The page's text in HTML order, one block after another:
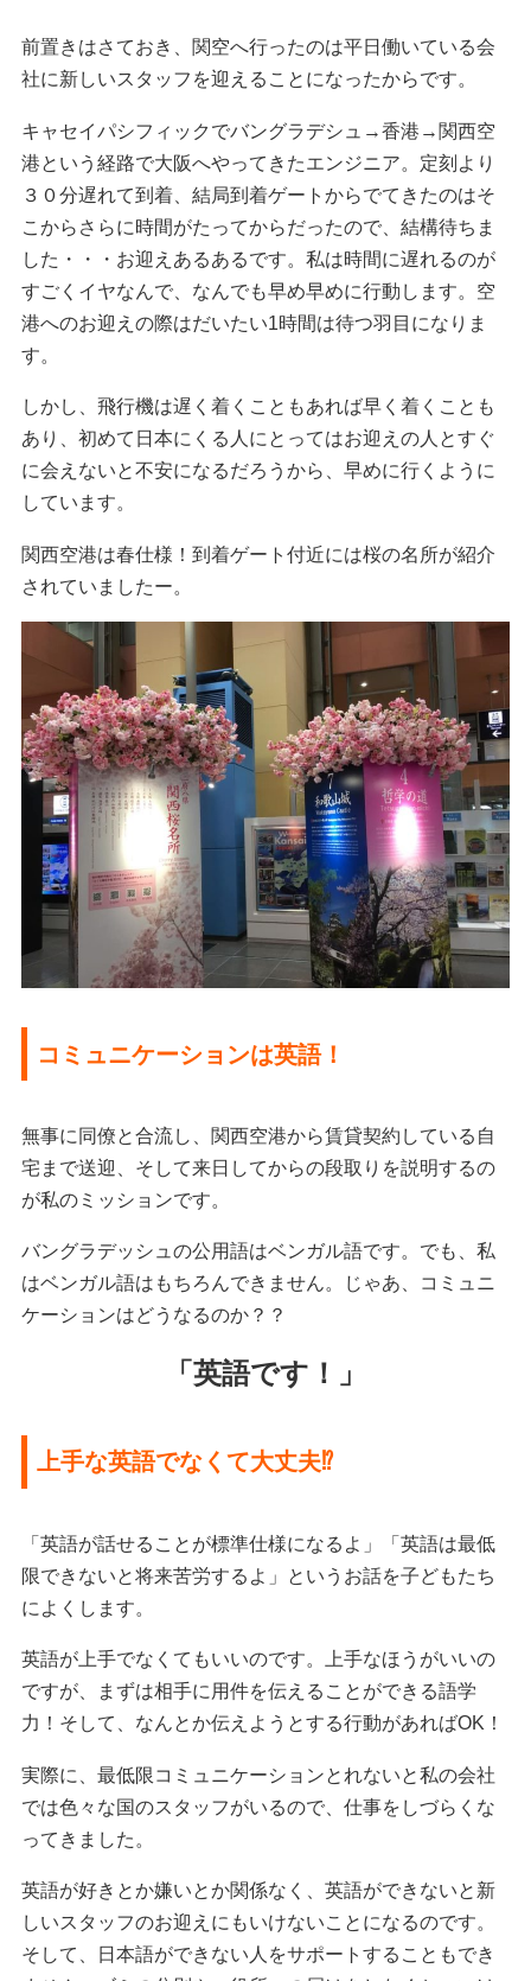
前置きはさておき、関空へ行ったのは平日働いている会
社に新しいスタッフを迎えることになったからです。
キャセイパシフィックでバングラデシュ→香港→関西空
港という経路で大阪へやってきたエンジニア。定刻より
３０分遅れて到着、結局到着ゲートからでてきたのはそ
こからさらに時間がたってからだったので、結構待ちま
した・・・お迎えあるあるです。私は時間に遅れるのが
すごくイヤなんで、なんでも早め早めに行動します。空
港へのお迎えの際はだいたい1時間は待つ羽目になりま
す。
しかし、飛行機は遅く着くこともあれば早く着くことも
あり、初めて日本にくる人にとってはお迎えの人とすぐ
に会えないと不安になるだろうから、早めに行くように
しています。
関西空港は春仕様！到着ゲート付近には桜の名所が紹介
されていましたー。
コミュニケーションは英語！
無事に同僚と合流し、関西空港から賃貸契約している自
宅まで送迎、そして来日してからの段取りを説明するの
が私のミッションです。
バングラデッシュの公用語はベンガル語です。でも、私
はベンガル語はもちろんできません。じゃあ、コミュニ
ケーションはどうなるのか？？
「英語です！」
上手な英語でなくて大丈夫⁉
「英語が話せることが標準仕様になるよ」「英語は最低
限できないと将来苦労するよ」というお話を子どもたち
によくします。
英語が上手でなくてもいいのです。上手なほうがいいの
ですが、まずは相手に用件を伝えることができる語学
力！そして、なんとか伝えようとする行動があればOK！
実際に、最低限コミュニケーションとれないと私の会社
では色々な国のスタッフがいるので、仕事をしづらくな
ってきました。
英語が好きとか嫌いとか関係なく、英語ができないと新
しいスタッフのお迎えにもいけないことになるのです。
そして、日本語ができない人をサポートすることもでき